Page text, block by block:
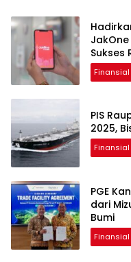
Sukses
2026
Finansial
PIS
2025,
Finansial
PGE
dari
Bumi
Finansial